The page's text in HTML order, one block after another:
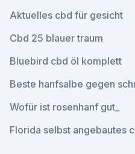
Aktuelles cbd für gesicht
Cbd 25 blauer traum
Bluebird cbd öl komplett
Beste hanfsalbe gegen
Wofür ist rosenhanf gut_
Florida selbst angebautes